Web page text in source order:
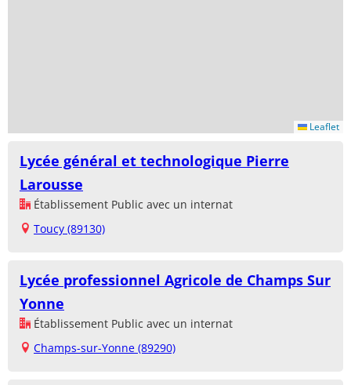
Leaflet
Lycée général et technologique Pierre
Larousse
Établissement Public avec un internat
Toucy (89130)
Lycée professionnel Agricole de Champs Sur
Yonne
Établissement Public avec un internat
Champs-sur-Yonne (89290)